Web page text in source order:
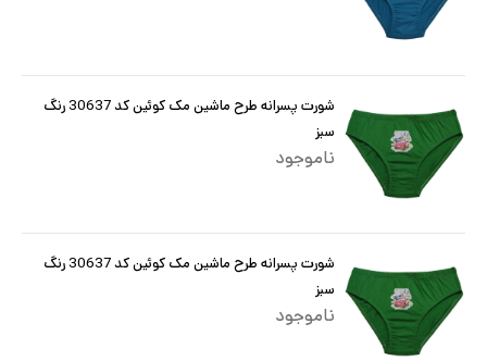
شورت پسرانه طرح ماشین مک کوئین کد 30637 رنگ
سبز
ناموجود
شورت پسرانه طرح ماشین مک کوئین کد 30637 رنگ
سبز
ناموجود